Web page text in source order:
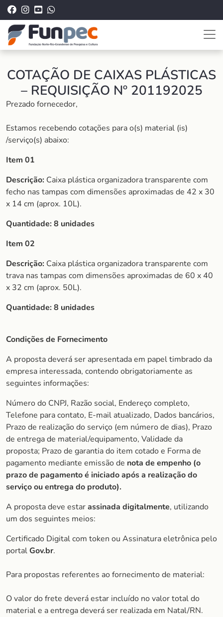
COTAÇÃO DE CAIXAS PLÁSTICAS
– REQUISIÇÃO Nº 201192025
Prezado fornecedor,
Estamos recebendo cotações para o(s) material (is)
/serviço(s) abaixo:
Item 01
Descrição: Caixa plástica organizadora transparente com
fecho nas tampas com dimensões aproximadas de 42 x 30
x 14 cm (aprox. 10L).
Quantidade:8 unidades
Item 02
Descrição: Caixa plástica organizadora transparente com
trava nas tampas com dimensões aproximadas de 60 x 40
x 32 cm (aprox. 50L).
Quantidade:8 unidades
Condições de Fornecimento
A proposta deverá ser apresentada em papel timbrado da
empresa interessada, contendo obrigatoriamente as
seguintes informações:
Número do CNPJ, Razão social, Endereço completo,
Telefone para contato, E-mail atualizado, Dados bancários,
Prazo de realização do serviço (em número de dias), Prazo
de entrega de material/equipamento, Validade da
proposta; Prazo de garantia do item cotado e Forma de
pagamento mediante emissão de nota de empenho (o
prazo de pagamento é iniciado após a realização do
serviço ou entrega do produto).
A proposta deve estarassinada digitalmente, utilizando
um dos seguintes meios:
Certificado Digital com token ou Assinatura eletrônica pelo
portalGov.br.
Para propostas referentes ao fornecimento de material:
O valor do frete deverá estar incluído no valor total do
material e a entrega deverá ser realizada em Natal/RN.